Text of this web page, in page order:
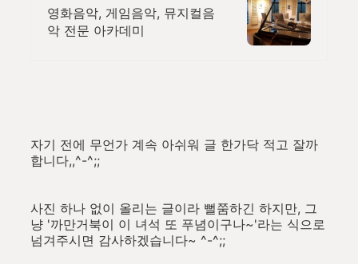
데미
영화음악, 게임음악, 뮤지컬음
악 전문 아카데미
자기 전에 무언가 계속 아쉬워 글 한가닥 적고 잘까
합니다,,^-^;;
사진 하나 없이 올리는 글이라 뻘쭘하긴 하지만, 그
냥 '까만거북이 이 녀석 또 푸념이구나~'라는 식으로
넘겨주시면 감사하겠습니다~ ^-^;;